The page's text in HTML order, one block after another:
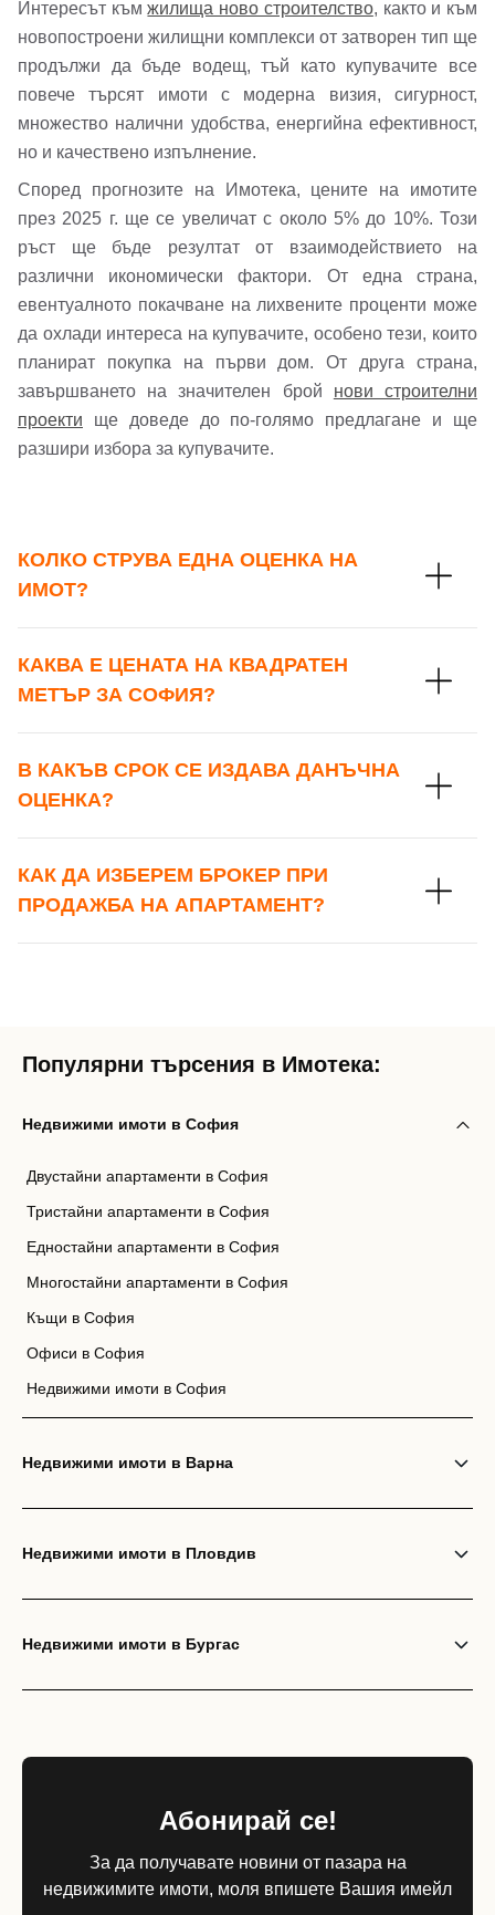
Интересът къмжилища ново строителство, както и към
новопостроени жилищни комплекси от затворен тип ще
продължи да бъде водещ, тъй като купувачите все
повече търсят имоти с модерна визия, сигурност,
множество налични удобства, енергийна ефективност,
но и качествено изпълнение.
Според прогнозите на Имотека, цените на имотите
през 2025 г. ще се увеличат с около 5% до 10%. Този
ръст ще бъде резултат от взаимодействието на
различни икономически фактори. От една страна,
евентуалното покачване на лихвените проценти може
да охлади интереса на купувачите, особено тези, които
планират покупка на първи дом. От друга страна,
завършването на значителен брой нови строителни
проекти ще доведе до по-голямо предлагане и ще
разшири избора за купувачите.
КОЛКО СТРУВА ЕДНА ОЦЕНКА НА
ИМОТ?
КАКВА Е ЦЕНАТА НА КВАДРАТЕН
МЕТЪР ЗА СОФИЯ?
В КАКЪВ СРОК СЕ ИЗДАВА ДАНЪЧНА
ОЦЕНКА?
КАК ДА ИЗБЕРЕМ БРОКЕР ПРИ
ПРОДАЖБА НА АПАРТАМЕНТ?
Популярни търсения в Имотека:
Недвижими имоти в София
Двустайни апартаменти в София
Тристайни апартаменти в София
Едностайни апартаменти в София
Многостайни апартаменти в София
Къщи в София
Офиси в София
Недвижими имоти в София
Недвижими имоти в Варна
Недвижими имоти в Пловдив
Недвижими имоти в Бургас
Абонирай се!
За да получавате новини от пазара на
недвижимите имоти, моля впишете Вашия имейл